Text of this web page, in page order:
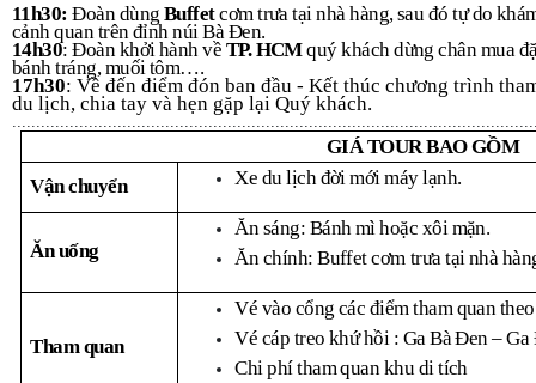
11h30:Đoàn dùng Buffetcơm trưa tại nhà hàng, sau đó tự do
cảnh quan trên đỉnh núi Bà Đen.
14h30: Đoàn khởi hành về TP. HCMquý khách dừng chân mua
bánh tráng, muối tôm….
17h30: Về đến điểm đón ban đầu - Kết thúc chương trình
du lịch, chia tay và hẹn gặp lại Quý khách.
GIÁ TOUR BAO GỒM
Vận chuyển
Xe du lịch đời mới máy lạnh.
Ăn uống
Ăn sáng: Bánh mì hoặc xôi mặn.
Ăn chính: Buffet cơm trưa tại nhà
Tham quan
Vé vào cổng các điểm tham quan
Vé cáp treo khứ hồi : Ga Bà Đen –
Chi phí tham quan khu di tích